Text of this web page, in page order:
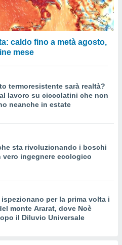
caldo fino a metà agosto,
mese
termoresistente sarà realtà?
lavoro su ciccolatini che non
neanche in estate
sta rivoluzionando i boschi
vero ingegnere ecologico
per la prima volta i
monte Ararat, dove Noè
il Diluvio Universale